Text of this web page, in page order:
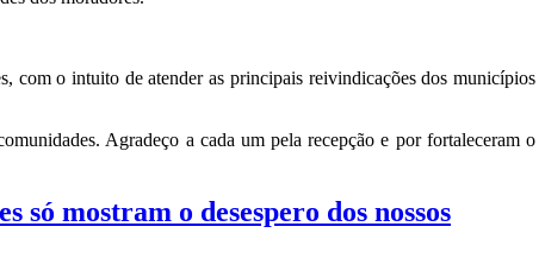
com o intuito de atender as principais reivindicações dos municípios
Agradeço a cada um pela recepção e por fortaleceram o
só mostram o desespero dos nossos